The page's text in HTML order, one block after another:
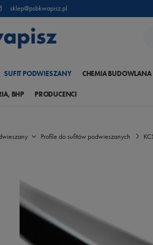
sklep@psbkwapisz.pl
SUFIT PODWIESZANY CHEMIA BUDOWLANA
BHP PRODUCENCI
Profile do sufitów podwieszanych